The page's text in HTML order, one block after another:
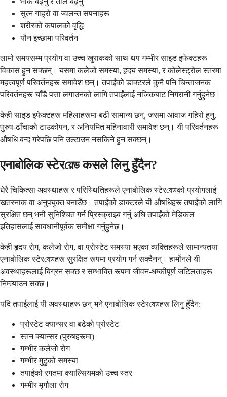
सुत्न गाह्रो वा ज्वलन्त सपनाहरू
शरीरको कपालको वृद्धि
यौन इच्छामा परिवर्तन
लामो समयसम्म प्रयोग वा उच्च खुराकको साथ थप गम्भीर साइड इफेक्टहरू
विकास हुन सक्छन्। यसमा कलेजो समस्या, हृदय समस्या, र कोलेस्ट्रोल स्तरमा
महत्त्वपूर्ण परिवर्तनहरू समावेश छन्। तपाईंको डाक्टरले कुनै पनि चिन्ताजनक
परिवर्तनहरू चाँडै पत्ता लगाउनको लागि तपाईंलाई नजिकबाट निगरानी गर्नुहुनेछ।
केही साइड इफेक्टहरू महिलाहरूमा बढी सामान्य छन्, जसमा आवाज गहिरो हुनु,
पुरुष-ढाँचाको टाउकोपन, र अनियमित महिनावारी समावेश छन्। यी परिवर्तनहरू
औषधि बन्द गरेपछि पनि उल्टाउन नसकिने हुन सक्छन्।
एनाबोलिक स्टेरয়েড कसले लिनु हुँदैन?
धेरै चिकित्सा अवस्थाहरू र परिस्थितिहरूले एनाबोलिक स्टेरয়েডको प्रयोगलाई
खतरनाक वा अनुपयुक्त बनाउँछ। तपाईंको डाक्टरले यी औषधिहरू तपाईंको लागि
सुरक्षित छन् भनी सुनिश्चित गर्न प्रिस्क्राइब गर्नु अघि तपाईंको मेडिकल
इतिहासलाई सावधानीपूर्वक समीक्षा गर्नुहुनेछ।
केही हृदय रोग, कलेजो रोग, वा प्रोस्टेट समस्या भएका व्यक्तिहरूले सामान्यतया
एनाबोलिक स्टेरয়েডहरू सुरक्षित रूपमा प्रयोग गर्न सक्दैनन्। हार्मोनले यी
अवस्थाहरूलाई बिग्रन सक्छ र सम्भावित रूपमा जीवन-धम्कीपूर्ण जटिलताहरू
निम्त्याउन सक्छ।
यदि तपाईलाई यी अवस्थाहरू छन् भने एनाबोलिक स्टेरয়েডहरू लिनु हुँदैन:
प्रोस्टेट क्यान्सर वा बढेको प्रोस्टेट
स्तन क्यान्सर (पुरुषहरूमा)
गम्भीर कलेजो रोग
गम्भीर मुटुको समस्या
तपाईंको रगतमा क्याल्सियमको उच्च स्तर
गम्भीर मृगौला रोग